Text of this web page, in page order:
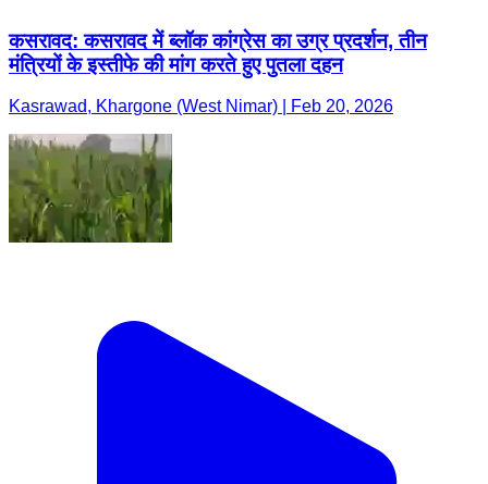
कसरावद: कसरावद में ब्लॉक कांग्रेस का उग्र प्रदर्शन, तीन
मंत्रियों के इस्तीफे की मांग करते हुए पुतला दहन
Kasrawad, Khargone (West Nimar) | Feb 20, 2026